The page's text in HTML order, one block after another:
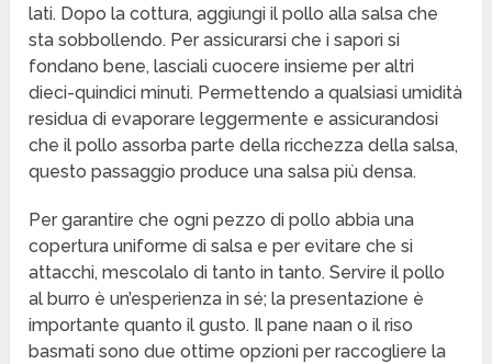
lati. Dopo la cottura, aggiungi il pollo alla salsa che
sta sobbollendo. Per assicurarsi che i sapori si
fondano bene, lasciali cuocere insieme per altri
dieci-quindici minuti. Permettendo a qualsiasi umidità
residua di evaporare leggermente e assicurandosi
che il pollo assorba parte della ricchezza della salsa,
questo passaggio produce una salsa più densa.
Per garantire che ogni pezzo di pollo abbia una
copertura uniforme di salsa e per evitare che si
attacchi, mescolalo di tanto in tanto. Servire il pollo
al burro è un’esperienza in sé; la presentazione è
importante quanto il gusto. Il pane naan o il riso
basmati sono due ottime opzioni per raccogliere la